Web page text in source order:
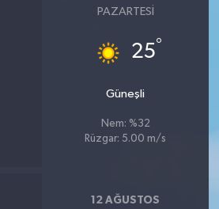
PAZARTESI
25°
Güneşli
Nem: %32
Rüzgar: 5.00 m/s
12 AĞUSTOS